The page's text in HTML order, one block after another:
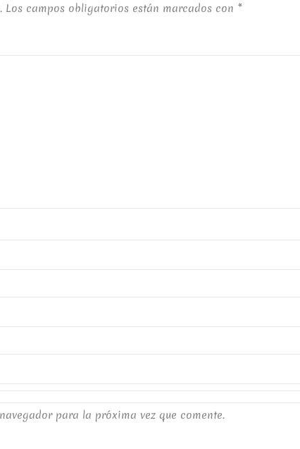
Los campos obligatorios están marcados con *
para la próxima vez que comente.